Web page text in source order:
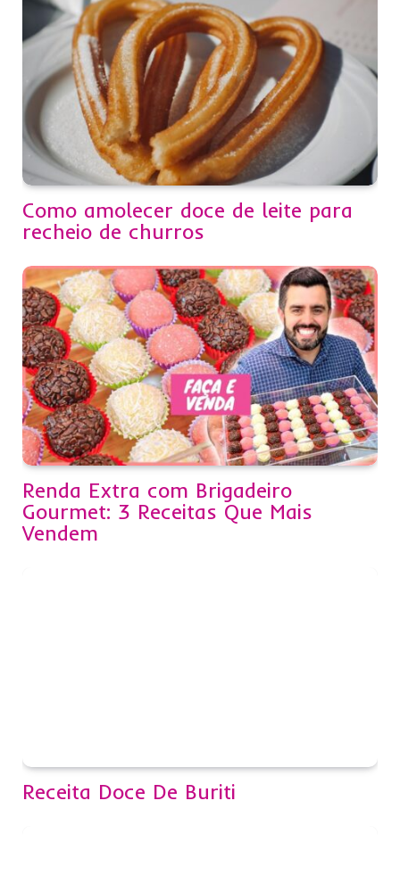
Como amolecer doce de leite para
recheio de churros
Renda Extra com Brigadeiro
Gourmet: 3 Receitas Que Mais
Vendem
Receita Doce De Buriti